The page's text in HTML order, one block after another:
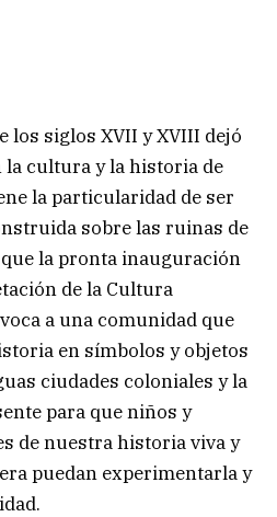
los siglos XVII y XVIII dejó
cultura y la historia de
la particularidad de ser
sobre las ruinas de
la pronta inauguración
de la Cultura
a una comunidad que
en símbolos y objetos
ciudades coloniales y la
para que niños y
de nuestra historia viva y
puedan experimentarla y